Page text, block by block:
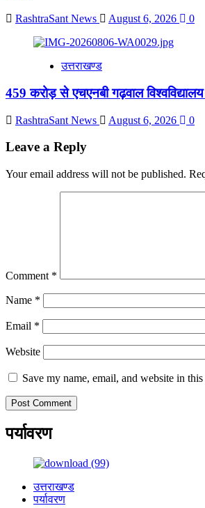
RashtraSant News August 6, 2026 0
उत्तराखण्ड
459 करोड़ से एचएनबी गढ़वाल
RashtraSant News August 6, 2026 0
Leave a Reply
Your email address will not be published.
Comment *
Name *
Email *
Website
Save my name, email, and website in
पर्यावरण
उत्तराखण्ड
पर्यावरण